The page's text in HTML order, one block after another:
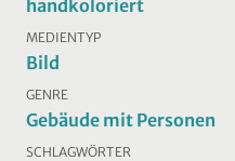
handkoloriert
MEDIENTYP
Bild
GENRE
Gebäude mit Personen
SCHLAGWÖRTER